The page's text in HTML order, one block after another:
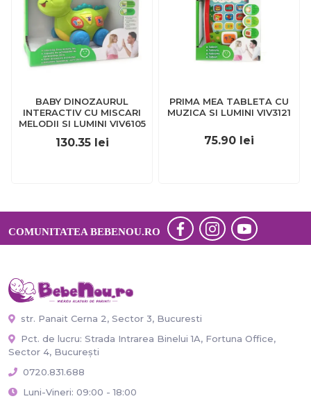
BABY DINOZAURUL
INTERACTIV CU MISCARI
MELODII SI LUMINI VIV6105
130.35 lei
PRIMA MEA TABLETA CU
MUZICA SI LUMINI VIV3121
75.90 lei
COMUNITATEA BEBENOU.RO
str. Panait Cerna 2, Sector 3, Bucuresti
Pct. de lucru: Strada Intrarea Binelui 1A, Fortuna Office,
Sector 4, București
0720.831.688
Luni-Vineri: 09:00 - 18:00